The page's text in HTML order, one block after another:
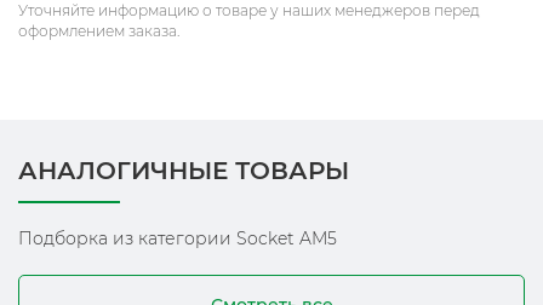
Уточняйте информацию о товаре у наших менеджеров перед
оформлением заказа.
АНАЛОГИЧНЫЕ ТОВАРЫ
Подборка из категории Socket AM5